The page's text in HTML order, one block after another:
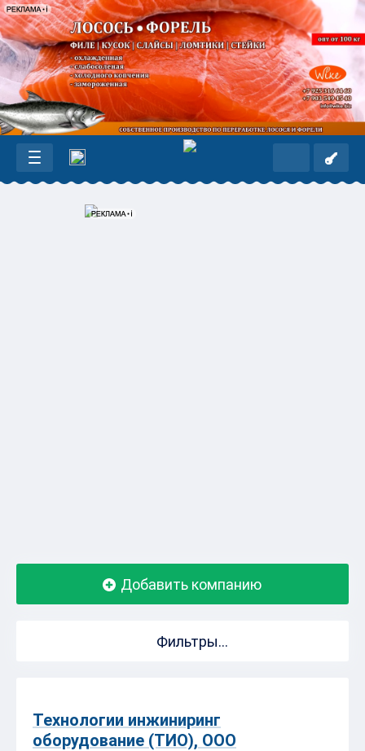
Добавить компанию
Фильтры...
Технологии инжиниринг
оборудование (ТИО), ООО